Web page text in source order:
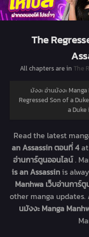
The
All chapters are in The
มังงะ อ่านมังงะ
Regressed Son of a
a
Read the latest
an Assassin ตอนที่ 4at
อ่านการ์ตูนออนไลน์.
is an Assassinis
Manhwa เว็บอ่านการ์
other manga
นมังงะ Manga